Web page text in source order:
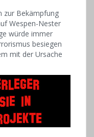
zur Bekämpfung
Wespen-Nester
würde immer
besiegen
mit der Ursache